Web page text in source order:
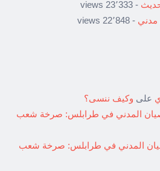
- 23٬333 views
مدني - 22٬848 views
على وكيف ننسى؟
المدني في طرابلس: صرخة شعب
المدني في طرابلس: صرخة شعب